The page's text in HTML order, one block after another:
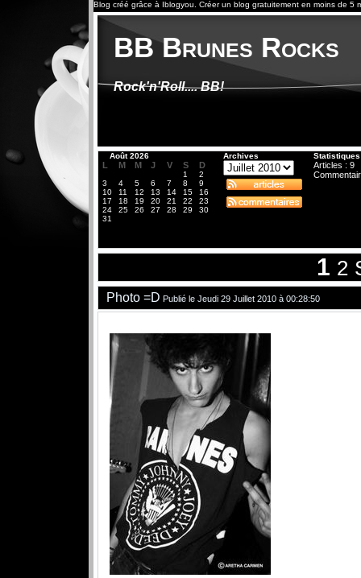
Blog créé grâce à Iblogyou Créer un blog gratuitement en moins de 5
BB Brunes Rocks
Rock'n'Roll.... BB!
Août 2026
L M M J V S D
1
2
3
4 5 6 7 8
9
10
11 12 13 14 15
16
17
18 19 20 21 22
23
24
25 26 27 28 29
30
31
Archives Statistiques
Articles : 9
1 2
Photo =D Publié le Jeudi 29 Juillet 2010 à 00:28:50